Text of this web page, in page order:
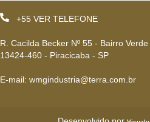
+55 VER TELEFONE
R. Cacilda Becker Nº 55 - Bairro Verde
13424-460 - Piracicaba - SP
E-mail: wmgindustria@terra.com.br